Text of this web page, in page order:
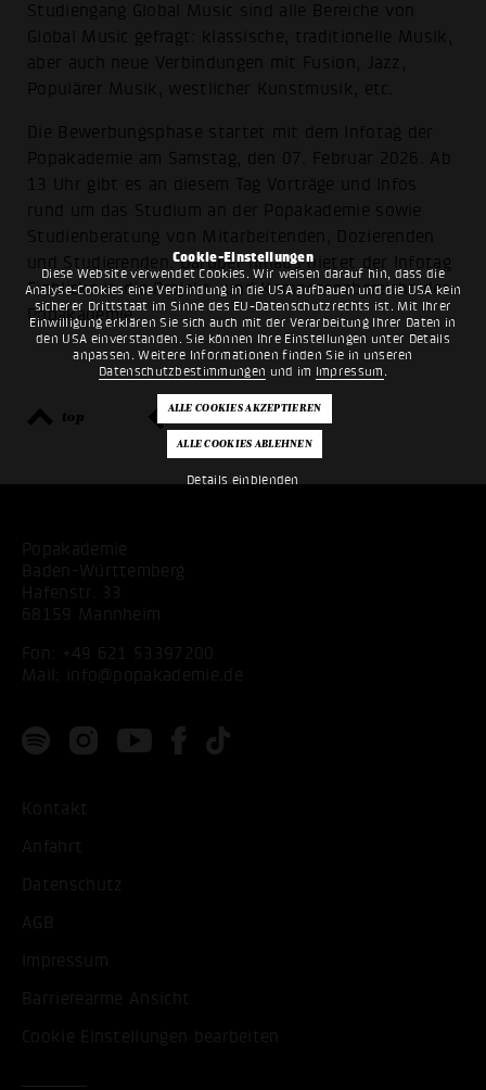
Cookie-Einstellungen
Diese Website verwendet Cookies. Wir weisen darauf hin, dass die
Analyse-Cookies eine Verbindung in die USA aufbauen und die USA kein
sicherer Drittstaat im Sinne des EU-Datenschutzrechts ist. Mit Ihrer
Einwilligung erklären Sie sich auch mit der Verarbeitung Ihrer Daten in
den USA einverstanden. Sie können Ihre Einstellungen unter Details
anpassen. Weitere Informationen finden Sie in unseren
Datenschutzbestimmungen und im Impressum .
Details einblenden
Studiengang Global Music sind alle Bereiche von
Global Music gefragt: klassische, traditionelle Musik,
aber auch neue Verbindungen mit Fusion, Jazz,
Populärer Musik, westlicher Kunstmusik, etc.
Die Bewerbungsphase startet mit dem Infotag der
Popakademie am Samstag, den 07. Februar 2026. Ab
13 Uhr gibt es an diesem Tag Vorträge und Infos
rund um das Studium an der Popakademie sowie
Studienberatung von Mitarbeitenden, Dozierenden
und Studierenden. Darüber hinaus bietet der Infotag
Einblicke in die Projekt- und Kompetenzbereiche der
Popakademie
top zurück
Popakademie
Baden-Württemberg
Hafenstr. 33
68159 Mannheim
Fon:
+49 621 53397200
Mail:
info@popakademie.de
Kontakt
Anfahrt
Datenschutz
AGB
Impressum
Barrierearme Ansicht
Cookie Einstellungen bearbeiten